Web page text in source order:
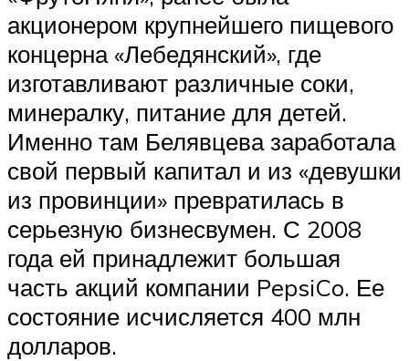
акционером крупнейшего пищевого
концерна «Лебедянский», где
изготавливают различные соки,
минералку, питание для детей.
Именно там Белявцева заработала
свой первый капитал и из «девушки
из провинции» превратилась в
серьезную бизнесвумен. С 2008
года ей принадлежит большая
часть акций компании PepsiCo. Ее
состояние исчисляется 400 млн
долларов.